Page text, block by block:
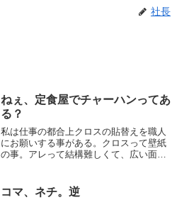
社長
ねぇ、定食屋でチャーハンってあ
る？
私は仕事の都合上クロスの貼替えを職人
にお願いする事がある。クロスって壁紙
の事。アレって結構難しくて、広い面積
空いちゃう事がある。クロスって水性の
コマ、ネチ。逆